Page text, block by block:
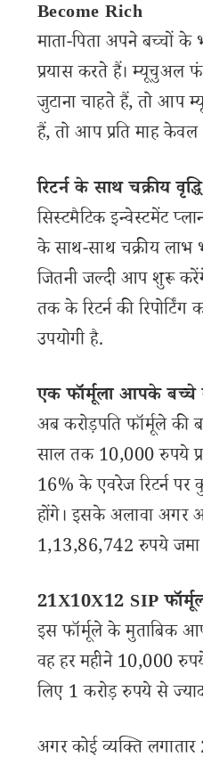
Become Rich
माता-पिता अपने बच्चों
प्रयास करते हैं। म्यूचुअल
जुटाना चाहते हैं, तो
हैं, तो आप प्रति माह
रिटर्न के साथ चक्रीय
सिस्टमैटिक इन्वेस्टमेंट
के साथ-साथ चक्रीय लाभ
जितनी जल्दी आप शुरू
तक के रिटर्न की
उपयोगी है.
एक फॉर्मूला आपके बच्चे
अब करोड़पति फॉर्मूले की
साल तक 10,000 रुपये
16% के एवरेज रिटर्न
होंगे। इसके अलावा अगर
1,13,86,742 रुपये जमा
21X10X12 SIP
इस फॉर्मूले के मुताबिक
वह हर महीने 10,000
लिए 1 करोड़ रुपये से
अगर कोई व्यक्ति